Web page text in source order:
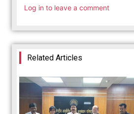
Log in to leave a comment
Related Articles